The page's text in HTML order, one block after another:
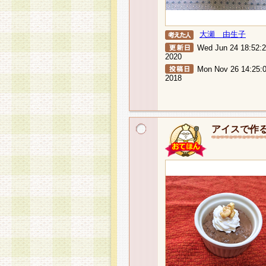
大瀬 由生子
Wed Jun 24
2020
Mon Nov 26
2018
アイスで作